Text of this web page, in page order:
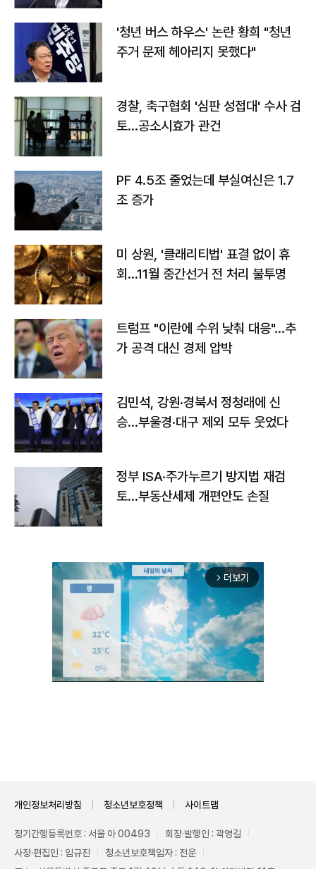
'청년 버스 하우스' 논란 황희 "청년
주거 문제 헤아리지 못했다"
경찰, 축구협회 '심판 성접대' 수사 검
토…공소시효가 관건
PF 4.5조 줄었는데 부실여신은 1.7
조 증가
미 상원, '클래리티법' 표결 없이 휴
회…11월 중간선거 전 처리 불투명
트럼프 "이란에 수위 낮춰 대응"…추
가 공격 대신 경제 압박
김민석, 강원·경북서 정청래에 신
승…부울경·대구 제외 모두 웃었다
정부 ISA·주가누르기 방지법 재검
토…부동산세제 개편안도 손질
arrow_forward_ios 더보기
개인정보처리방침 청소년보호정책 사이트맵
정기간행등록번호 : 서울 아 00493
회장·발행인 : 곽영길
사장·편집인 : 임규진
청소년보호책임자 : 전운